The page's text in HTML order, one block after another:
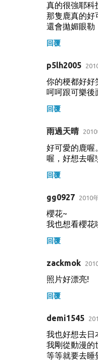
真的很強耶科
那隻鹿真的好
還會拋媚眼勒
回覆
p5lh2005
你的梗都好好
呵呵跟可樂後
回覆
雨過天晴
好可愛的鹿喔
喔，好想去
回覆
gg0927 2010
櫻花~
我也想看櫻花
回覆
zackmok
照片好漂亮!
回覆
demi1545
我也好想去日
我剛從動漫的
等等就要去睡